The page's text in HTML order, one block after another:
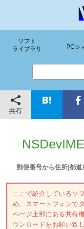
ソフト
ライブラリ
PCシ
共有
郵便番号から住所(都
ここで紹介しているソ
め、スマートフォンで
ページ上部にある共有
ウンロードをお願い致し